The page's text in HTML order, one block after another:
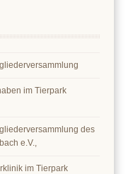
im Tierpark
des
e.V.,
im Tierpark